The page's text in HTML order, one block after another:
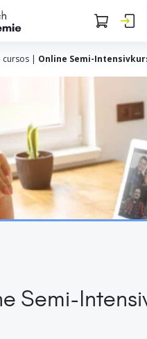
cursos | Online Semi-
Semi-